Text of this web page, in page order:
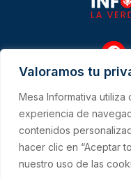
Valoramos tu
Mesa Informativa utiliza
experiencia de
contenidos
hacer clic en “Aceptar
nuestro uso de las
F
a
c
e
b
o
o
k